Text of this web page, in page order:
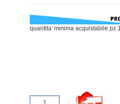
quantita' minima acquistabile pz.1